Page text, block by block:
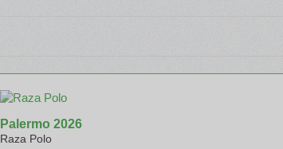
Palermo 2026
Raza Polo